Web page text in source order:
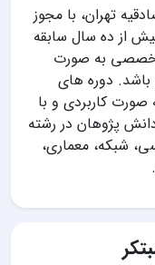
تهران، با مجوز
از ده سال سابقه
تخصصی به صورت
دوره های
صورت کاربردی و با
پژوهان در رشته
شبکه، معماری،